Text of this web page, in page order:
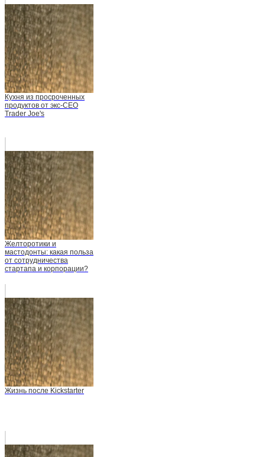
Кухня из просроченных
продуктов от экс-СЕО
Trader Joe's
Желторотики и
мастодонты: какая польза
от сотрудничества
стартапа и корпорации?
Жизнь после Kickstarter